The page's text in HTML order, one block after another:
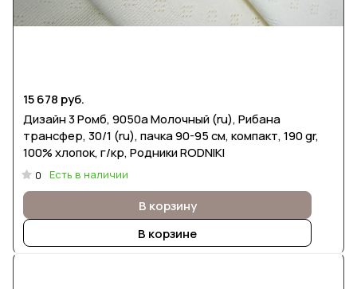
15 678 руб.
Дизайн 3 Ромб, 9050а Молочный (ru), Рибана
трансфер, 30/1 (ru), пачка 90-95 см, компакт, 190 gr,
100% хлопок, г/кр, Родники RODNIKI
0 Есть в наличии
В корзину
В корзине